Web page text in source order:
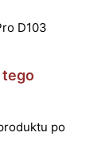
D103
tego
po